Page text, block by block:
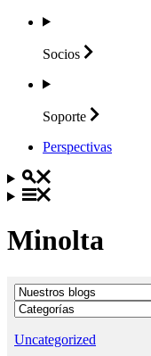
Socios
Soporte
Perspectivas
Minolta
Uncategorized